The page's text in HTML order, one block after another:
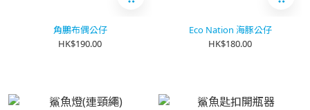
角鵬布偶公仔
HK$190.00
Eco Nation 海豚公仔
HK$180.00